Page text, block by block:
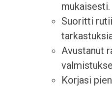
mukaisesti.
Suoritti
Avustanut
Korjasi